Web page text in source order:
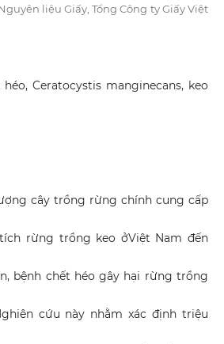
liệu Giấy, Tổng Công ty Giấy Việt
Ceratocystis manginecans, keo
cây trồng rừng chính cung cấp
rừng trồng keo ởViệt Nam đến
bệnh chết héo gây hại rừng trồng
cứu này nhằm xác định triệu